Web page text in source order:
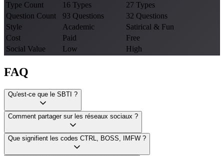
Type Count
16 Types
27 Types
Question Count
93 Questions
32 Questions
Style
Academic
Satirical & Fun
Cost
Paid
Free
Social Value
Low High
FAQ
Qu'est-ce que le SBTI ?
Comment partager sur les réseaux sociaux ?
Que signifient les codes CTRL, BOSS, IMFW ?